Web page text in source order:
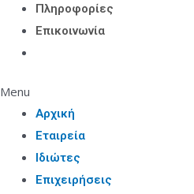
Πληροφορίες
Επικοινωνία
Menu
Αρχική
Εταιρεία
Ιδιώτες
Επιχειρήσεις